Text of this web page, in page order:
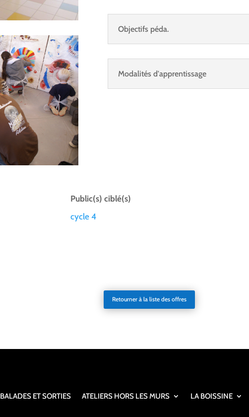
Objectifs péda.
Modalités d'apprentissage
Public(s) ciblé(s)
cycle 4
Retourner à la liste des offres
BALADES ET SORTIES ATELIERS HORS LES MURS LA BOISSINE